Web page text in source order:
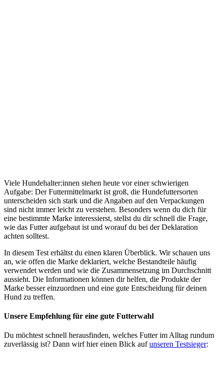
Viele Hundehalter:innen stehen heute vor einer schwierigen
Aufgabe: Der Futtermittelmarkt ist groß, die Hundefuttersorten
unterscheiden sich stark und die Angaben auf den Verpackungen
sind nicht immer leicht zu verstehen. Besonders wenn du dich für
eine bestimmte Marke interessierst, stellst du dir schnell die Frage,
wie das Futter aufgebaut ist und worauf du bei der Deklaration
achten solltest.
In diesem Test erhältst du einen klaren Überblick. Wir schauen uns
an, wie offen die Marke deklariert, welche Bestandteile häufig
verwendet werden und wie die Zusammensetzung im Durchschnitt
aussieht. Die Informationen können dir helfen, die Produkte der
Marke besser einzuordnen und eine gute Entscheidung für deinen
Hund zu treffen.
Unsere Empfehlung für eine gute Futterwahl
Du möchtest schnell herausfinden, welches Futter im Alltag rundum
zuverlässig ist? Dann wirf hier einen Blick aufunseren Testsieger: